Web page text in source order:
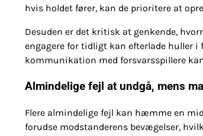
hvis holdet fører, kan de prioritere at
Desuden er det kritisk at genkende,
engagere for tidligt kan efterlade huller
kommunikation med forsvarsspillere
Almindelige fejl at undgå, mens
Flere almindelige fejl kan hæmme en
forudse modstanderens bevægelser,